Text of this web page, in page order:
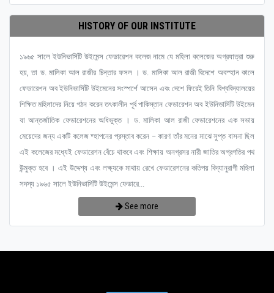
HISTORY OF OUR INSTITUTE
১৯৬৫ সালে ইউনিভার্সিটি উইমেন্স ফেডারেশন কলেজ নামে যে মহিলা কলেজের অগ্রযাত্রা শুরু
হয়, তা ড. মালিকা আল রাজীর চিন্তার ফসল । ড. মালিকা আল রাজী বিদেশে অবস্হান কালে
ফেডারেশন অব ইউনিভার্সিটি উইমেনের সংস্পর্শে আসেন এবং দেশে ফিরেই তিনি বিশ্ববিদ্যালয়ের
শিক্ষিত মহিলাদের নিয়ে গঠন করেন তৎকালীন পূর্ব পাকিস্তান ফেডারেশন অব ইউনিভার্সিটি উইমেন
যা আন্তর্জাতিক ফেডারেশনের অধিভুক্ত । ড. মালিকা আল রাজী ফেডারেশনের এক সভায়
মেয়েদের জন্য একটি কলেজ ষ্হাপনের প্রস্তাব করেন – কারণ তাঁর মনের মাঝে সুপ্ত বাসনা ছিল
এই কলেজের মধ্যেই ফেডারেশন বেঁচে থাকবে এবং শিক্ষায় অনগ্রসর নারী জাতির অগ্রগতির পথ
উন্মুক্ত হবে । এই উদ্দেশ্য এবং লক্ষ্যকে মাথায় রেখে ফেডারেশনের কতিপয় বিদ্যানুরাগী মহিলা
সদস্য ১৯৬৫ সালে ইউনিভার্সিটি উইমেন্স ফেডারে...
See more